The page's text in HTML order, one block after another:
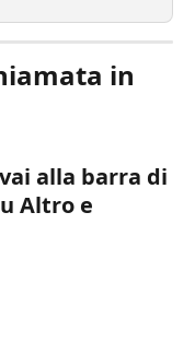
in
alla barra di
Altro e